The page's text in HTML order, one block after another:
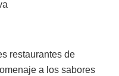
restaurantes de
a los sabores